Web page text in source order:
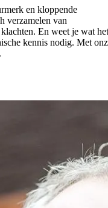
en kloppende
verzamelen van
En weet je wat het
kennis nodig. Met